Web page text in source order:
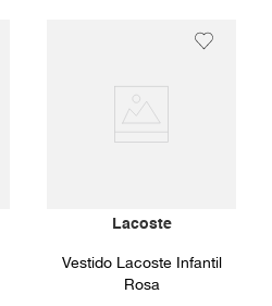
Lacoste
Vestido Lacoste Infantil
Rosa